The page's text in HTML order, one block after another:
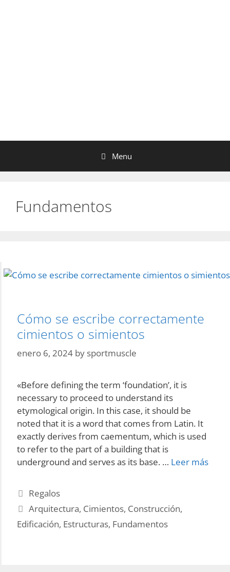
Menu
Fundamentos
Cómo se escribe correctamente
cimientos o simientos
enero 6, 2024 by sportmuscle
«Before defining the term ‘foundation’, it is
necessary to proceed to understand its
etymological origin. In this case, it should be
noted that it is a word that comes from Latin. It
exactly derives from caementum, which is used
to refer to the part of a building that is
underground and serves as its base. … Leer más
Categories
Regalos
Tags
Arquitectura, Cimientos, Construcción,
Edificación, Estructuras, Fundamentos